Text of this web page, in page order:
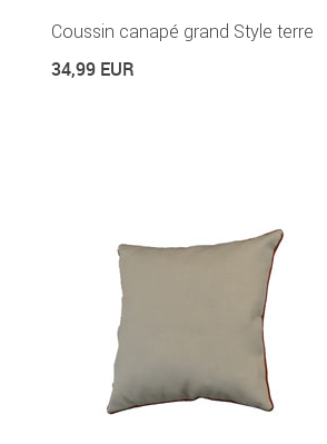
Coussin canapé grand Style terre
34,99 EUR